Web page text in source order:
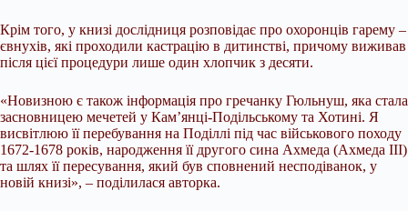
Крім того, у книзі дослідниця розповідає про охоронців гарему –
євнухів, які проходили кастрацію в дитинстві, причому виживав
після цієї процедури лише один хлопчик з десяти.
«Новизною є також інформація про гречанку Гюльнуш, яка стала
засновницею мечетей у Кам’янці-Подільському та Хотині. Я
висвітлюю її перебування на Поділлі під час військового походу
1672-1678 років, народження її другого сина Ахмеда (Ахмеда ІІІ)
та шлях її пересування, який був сповнений несподіванок, у
новій книзі», – поділилася авторка.